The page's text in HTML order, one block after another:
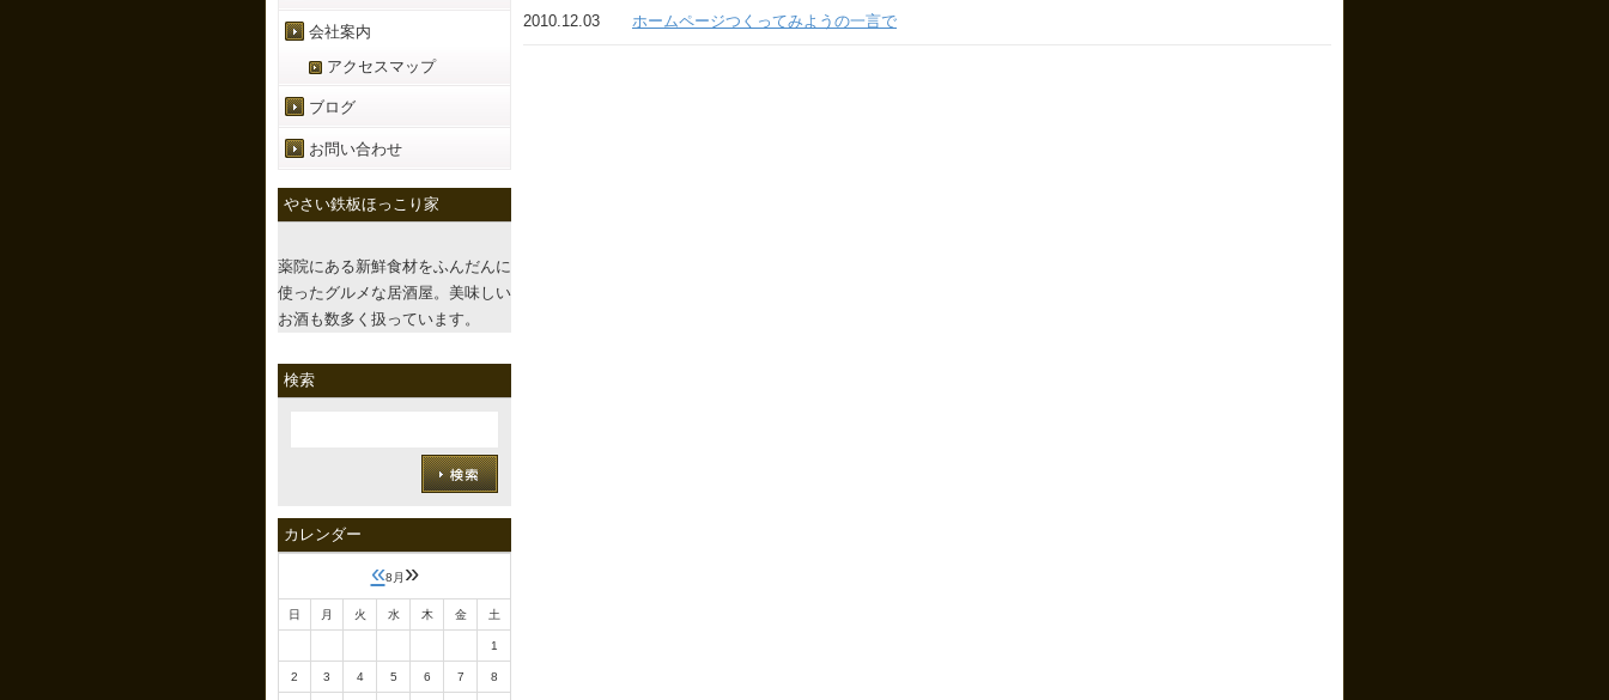
2010.12.03 ホームページつくってみようの一言で
会社案内
アクセスマップ
ブログ
お問い合わせ
やさい鉄板ほっこり家
薬院にある新鮮食材をふんだんに
使ったグルメな居酒屋。美味しい
お酒も数多く扱っています。
検索
カレンダー
«8月 »
日 月 火 水 木 金 土
1
2 3 4 5 6 7 8